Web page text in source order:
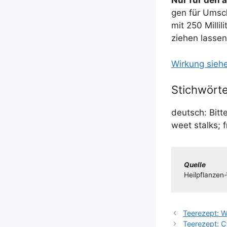
gen für
mit 250
zie­hen
Wir­kung
deutsch:
weet stalks;
Quel­le
Teerezept:
Teerezept: